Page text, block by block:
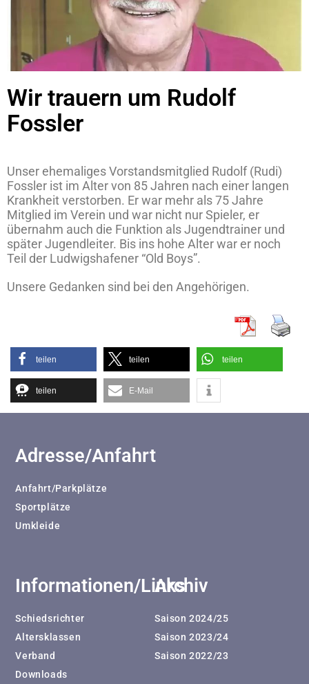
Wir trauern um Rudolf
Fossler
Unser ehemaliges Vorstandsmitglied Rudolf (Rudi)
Fossler ist im Alter von 85 Jahren nach einer langen
Krankheit verstorben. Er war mehr als 75 Jahre
Mitglied im Verein und war nicht nur Spieler, er
übernahm auch die Funktion als Jugendtrainer und
später Jugendleiter. Bis ins hohe Alter war er noch
Teil der Ludwigshafener “Old Boys”.
Unsere Gedanken sind bei den Angehörigen.
teilen teilen teilen
teilen E-Mail
Adresse/Anfahrt
Anfahrt/Parkplätze
Sportplätze
Umkleide
Informationen/Links
Schiedsrichter
Altersklassen
Verband
Downloads
Archiv
Saison 2024/25
Saison 2023/24
Saison 2022/23